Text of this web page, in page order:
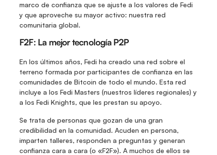
marco de confianza que se ajuste a los valores de Fedi
y que aproveche su mayor activo: nuestra red
comunitaria global.
F2F: La mejor tecnología P2P
En los últimos años, Fedi ha creado una red sobre el
terreno formada por participantes de confianza en las
comunidades de Bitcoin de todo el mundo. Esta red
incluye a los Fedi Masters (nuestros líderes regionales) y
a los Fedi Knights, que les prestan su apoyo.
Se trata de personas que gozan de una gran
credibilidad en la comunidad. Acuden en persona,
imparten talleres, responden a preguntas y generan
confianza cara a cara (o «F2F»). A muchos de ellos se